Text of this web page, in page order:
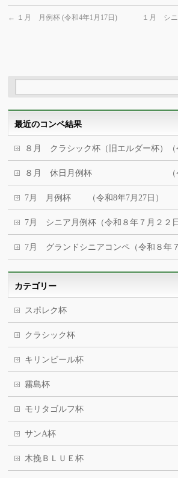
← １月 月例杯 (令和4年1月17日)
１月 シニ
最近のコンペ結果
８月 クラシック杯（旧エルダー杯）（
８月 休日月例杯 （令和８
7月 月例杯 （令和8年7月27日）
7月 シニア月例杯（令和８年７月２２日
7月 グランドシニアコンペ（令和８年
カテゴリー
スポレク杯
クラシック杯
キリンビール杯
霧島杯
モリタゴルフ杯
サンA杯
木挽ＢＬＵＥ杯